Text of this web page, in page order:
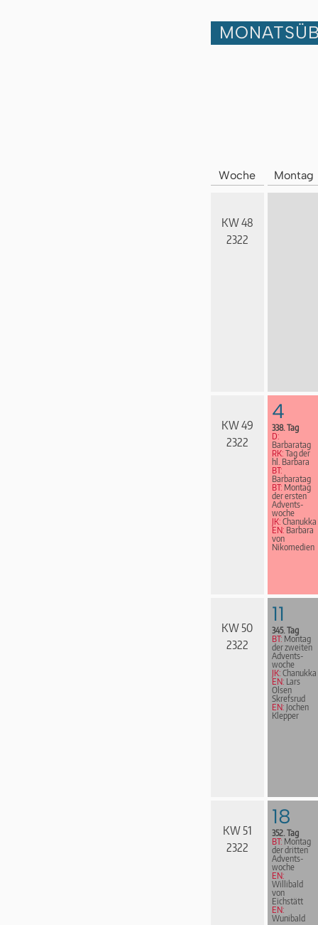
Woche Montag
KW 48
2322
KW 49
2322
4
338. Tag
D:
Barbaratag
RK: Tag der
hl. Barbara
BT:
Barbaratag
BT: Montag
der ersten
Advents­
woche
JK: Chanukka
EN: Barbara
von
Nikomedien
KW 50
2322
11
345. Tag
BT: Montag
der zweiten
Advents­
woche
JK: Chanukka
EN: Lars
Olsen
Skrefsrud
EN: Jochen
Klepper
KW 51
2322
18
352. Tag
BT: Montag
der dritten
Advents­
woche
EN:
Willibald
von
Eichstätt
EN:
Wunibald